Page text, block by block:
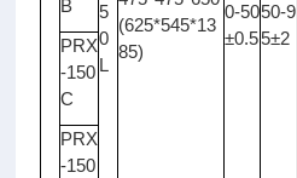
5
0
L
(625*545*13
85)
0-50
±0.5
50-9
5±2
B
PRX
-150
C
PRX
-150